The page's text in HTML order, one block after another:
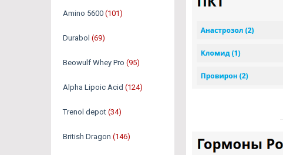
Amino 5600 (101)
Durabol (69)
Beowulf Whey Pro (95)
Alpha Lipoic Acid (124)
Trenol depot (34)
British Dragon (146)